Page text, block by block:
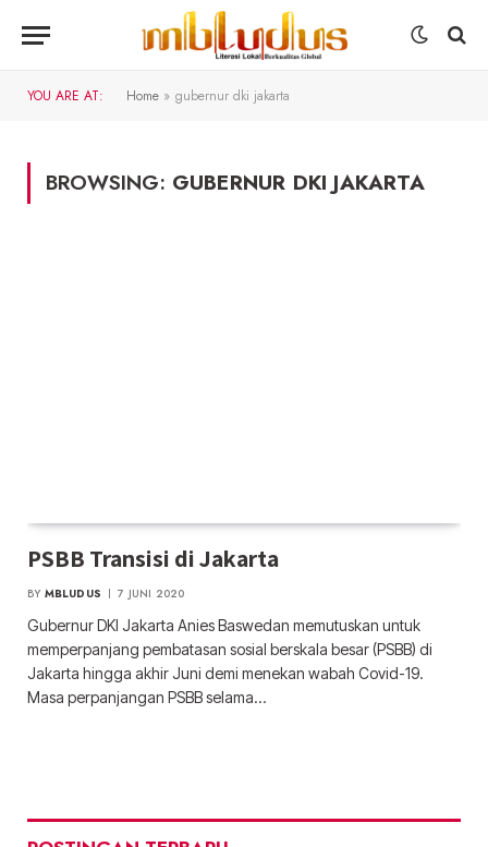
YOU ARE AT: Home » gubernur dki jakarta
BROWSING: GUBERNUR DKI JAKARTA
PSBB Transisi di Jakarta
BY MBLUDUS 7 JUNI 2020
Gubernur DKI Jakarta Anies Baswedan memutuskan untuk
memperpanjang pembatasan sosial berskala besar (PSBB) di
Jakarta hingga akhir Juni demi menekan wabah Covid-19.
Masa perpanjangan PSBB selama…